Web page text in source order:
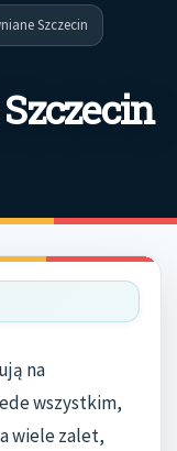
Szczecin
na
wszystkim,
wiele zalet,